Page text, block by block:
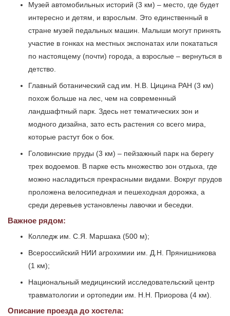
Музей автомобильных историй (3 км) – место, где будет
интересно и детям, и взрослым. Это единственный в
стране музей педальных машин. Малыши могут принять
участие в гонках на местных экспонатах или покататься
по настоящему (почти) города, а взрослые – вернуться в
детство.
Главный ботанический сад им. Н.В. Цицина РАН (3 км)
похож больше на лес, чем на современный
ландшафтный парк. Здесь нет тематических зон и
модного дизайна, зато есть растения со всего мира,
которые растут бок о бок.
Головинские пруды (3 км) – пейзажный парк на берегу
трех водоемов. В парке есть множество зон отдыха, где
можно насладиться прекрасными видами. Вокруг прудов
проложена велосипедная и пешеходная дорожка, а
среди деревьев установлены лавочки и беседки.
Важное рядом:
Колледж им. С.Я. Маршака (500 м);
Всероссийский НИИ агрохимии им. Д.Н. Прянишникова
(1 км);
Национальный медицинский исследовательский центр
травматологии и ортопедии им. Н.Н. Приорова (4 км).
Описание проезда до хостела: